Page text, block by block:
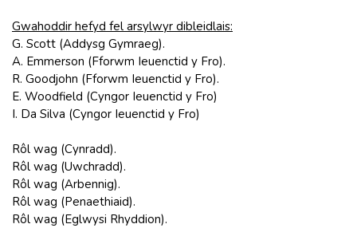
Gwahoddir hefyd fel arsylwyr dibleidlais:
G. Scott (Addysg Gymraeg).
A. Emmerson (Fforwm Ieuenctid y Fro).
R. Goodjohn (Fforwm Ieuenctid y Fro).
E. Woodfield (Cyngor Ieuenctid y Fro)
I. Da Silva (Cyngor Ieuenctid y Fro)
Rôl wag (Cynradd).
Rôl wag (Uwchradd).
Rôl wag (Arbennig).
Rôl wag (Penaethiaid).
Rôl wag (Eglwysi Rhyddion).